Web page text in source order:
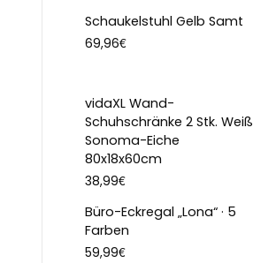
Schaukelstuhl Gelb Samt
69,96€
vidaXL Wand-
Schuhschränke 2 Stk. Weiß
Sonoma-Eiche
80x18x60cm
38,99€
Büro-Eckregal „Lona“ · 5
Farben
59,99€